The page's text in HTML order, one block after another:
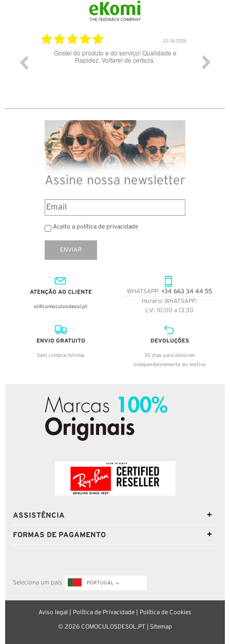
28.07.2026
Bons óculos.
Assine nossa newsletter
Aceito a política de privacidade
ENVIAR
ATENÇÃO AO CLIENTE
oi@comoculosdesol.pt
WHATSAPP: +34 663 34 44 55
Horario WHATSAPP:
L-V: 10:00 a 13:30
ENVIO GRATUITO
Sem compra mínima
DEVOLUÇÕES
30 dias para devolver
independentemente do motivo
ASSISTÊNCIA
FORMAS DE PAGAMENTO
Seleciona um país PORTUGAL
Aviso legal Política de Privacidade Política de Cookies
© 2026 COMOCULOSDESOL.PT | Sitemap